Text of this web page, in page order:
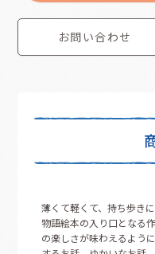
お問い合わせ
薄くて軽くて、持ち歩き
物語絵本の入り口となる
の楽しさが味わえるよう